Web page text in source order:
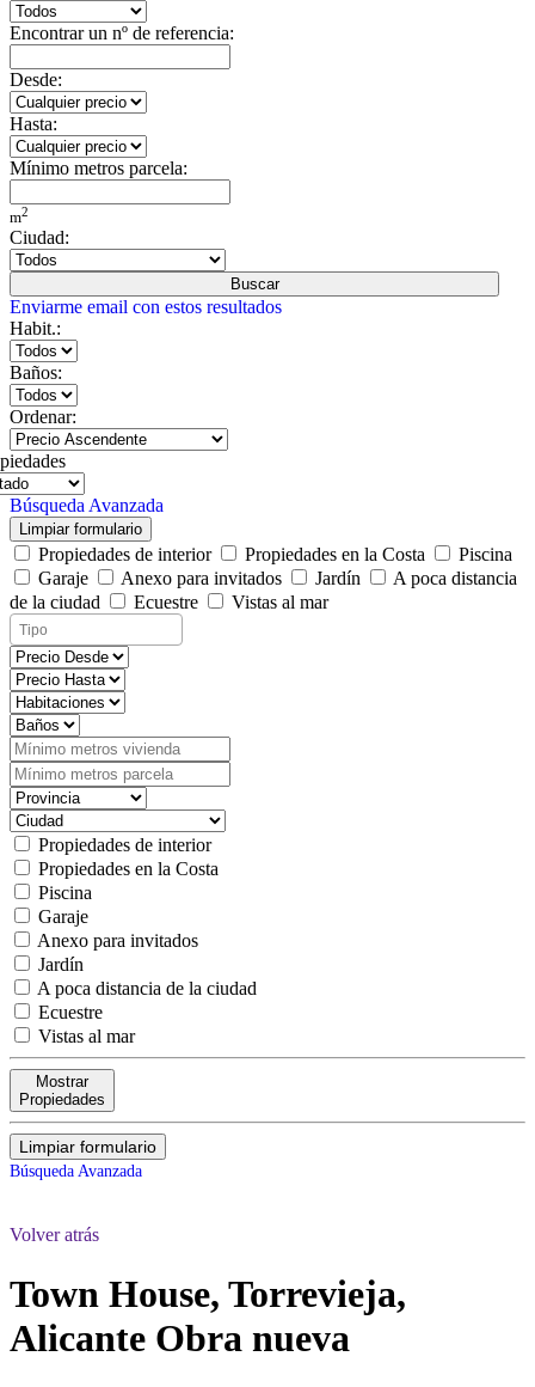
Encontrar un nº de referencia:
Desde:
Hasta:
Mínimo metros parcela:
m2
Ciudad:
Buscar
Enviarme email con estos resultados
Habit.:
Baños:
Ordenar:
Búsqueda Avanzada
Limpiar formulario
Propiedades de interior Propiedades en la Costa
Piscina
Garaje
Anexo para invitados Jardín
A poca distancia
de la ciudad
Ecuestre Vistas al mar
Propiedades de interior
Propiedades en la Costa
Piscina
Garaje
Anexo para invitados
Jardín
A poca distancia de la ciudad
Ecuestre
Vistas al mar
Mostrar
Propiedades
Limpiar formulario
Búsqueda Avanzada
Volver atrás
Town House, Torrevieja,
Alicante Obra nueva